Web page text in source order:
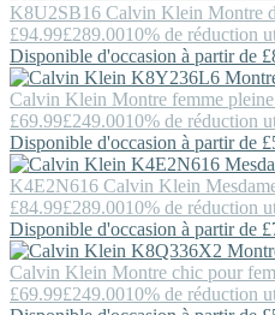
K8U2SB16 Calvin Klein Montre
£94.99£289.0010% de réduction
Disponible d'occasion à partir de
Calvin Klein Montre femme
£69.99£249.0010% de réduction
Disponible d'occasion à partir de
K4E2N616 Calvin Klein
£84.99£289.0010% de réduction
Disponible d'occasion à partir de
Calvin Klein Montre chic pour
£69.99£249.0010% de réduction